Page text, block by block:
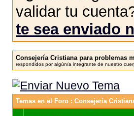
validar tu
te sea enviado
Consejería Cristiana para problemas
respondidos por algún/a integrante de nuestro
Temas en el Foro : Consejería